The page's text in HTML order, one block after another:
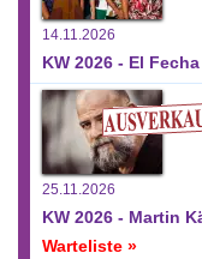
14.11.2026
KW 2026 - El
25.11.2026
KW 2026 - Martin
Warteliste »